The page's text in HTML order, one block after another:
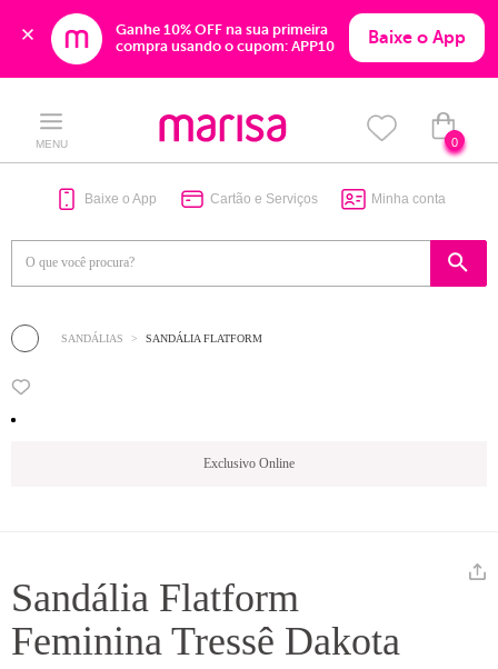
Ganhe 10% OFF na sua primeira
compra usando o cupom: APP10
Baixe o App
content
navigation
MENU 0
Baixe o App Cartão e Serviços Minha conta
SANDÁLIAS SANDÁLIA FLATFORM
Exclusivo Online
Sandália Flatform
Feminina Tressê Dakota